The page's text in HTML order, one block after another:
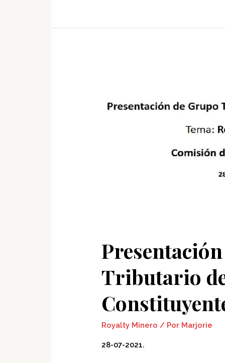
Tributario
Royalty Minero / Por Marjorie
28-07-2021.